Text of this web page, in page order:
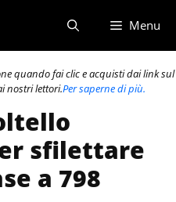
Menu
quando fai clic e acquisti dai link sul
nostri lettori.Per saperne di più.
sfilettare
a 798